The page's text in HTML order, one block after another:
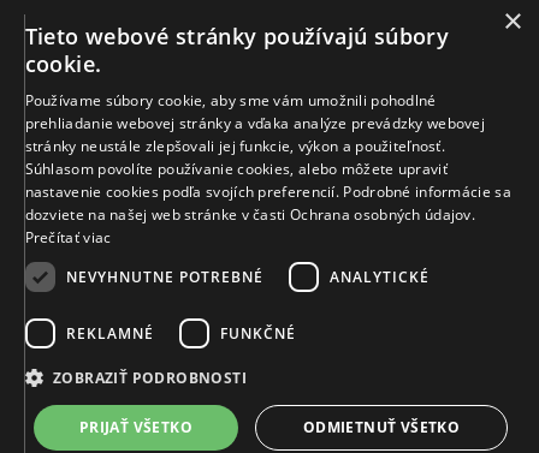
4 392 €
Vyrobíme a doručíme do 28 dní
VIAC INFO
KONTAKT
Naše klenotníctva
Sídlo spoločnosti
© MIKUŠ DIAMONDS, A.S. 2026. VŠETKY PRÁVA VYHRADENÉ.
×
Tieto webové stránky používajú súbory
cookie.
Používame súbory cookie, aby sme vám umožnili pohodlné
prehliadanie webovej stránky a vďaka analýze prevádzky webovej
stránky neustále zlepšovali jej funkcie, výkon a použiteľnosť.
Súhlasom povolíte používanie cookies, alebo môžete upraviť
nastavenie cookies podľa svojích preferencií. Podrobné informácie sa
dozviete na našej web stránke v časti Ochrana osobných údajov.
Prečítať viac
NEVYHNUTNE POTREBNÉ
ANALYTICKÉ
REKLAMNÉ FUNKČNÉ
ZOBRAZIŤ PODROBNOSTI
PRIJAŤ VŠETKO ODMIETNUŤ VŠETKO